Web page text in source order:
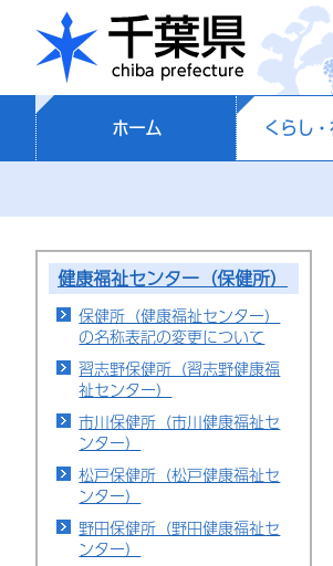
千葉県
ホーム くらし
健康福祉センター（保健所）
保健所（健康福祉センター）
の名称表記の変更について
習志野保健所（習志野健康福
祉センター）
市川保健所（市川健康福祉セ
ンター）
松戸保健所（松戸健康福祉セ
ンター）
野田保健所（野田健康福祉セ
ンター）